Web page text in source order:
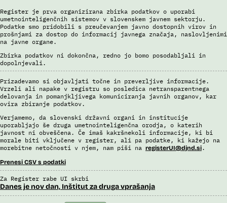
Register je prva organizirana zbirka podatkov o uporabi
umetnointeligenčnih sistemov v slovenskem javnem sektorju.
Podatke smo pridobili s preučevanjem javno dostopnih virov in
prošnjami za dostop do informacij javnega značaja, naslovljenimi
na javne organe.
Zbirka podatkov ni dokončna, redno jo bomo posodabljali in
dopolnjevali.
Prizadevamo si objavljati točne in preverljive informacije.
Vrzeli ali napake v registru so posledica netransparentnega
delovanja in pomanjkljivega komuniciranja javnih organov, kar
ovira zbiranje podatkov.
Verjamemo, da slovenski državni organi in institucije
uporabljajo še druga umetnointeligenčna orodja, o katerih
javnost ni obveščena. Če imaš kakršnekoli informacije, ki bi
morale biti vključene v register, ali pa podatke, ki kažejo na
morebitne netočnosti v njem, nam piši na registerUI@djnd.si.
Prenesi CSV s podatki
Za Register rabe UI skrbi
Danes je nov dan, Inštitut za druga vprašanja